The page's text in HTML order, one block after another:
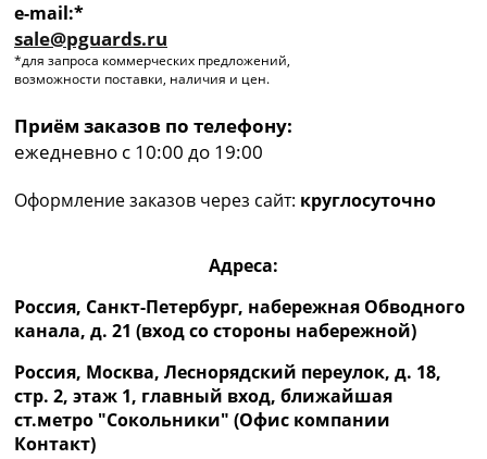
e-mail:*
sale@pguards.ru
*для запроса коммерческих предложений,
возможности поставки, наличия и цен.
Приём заказов по телефону:
ежедневно с 10:00 до 19:00
Оформление заказов через сайт: круглосуточно
Адреса:
Россия, Санкт-Петербург, набережная Обводного
канала, д. 21 (вход со стороны набережной)
Россия, Москва, Леснорядский переулок, д. 18,
стр. 2, этаж 1, главный вход, ближайшая
ст.метро "Сокольники" (Офис компании
Контакт)